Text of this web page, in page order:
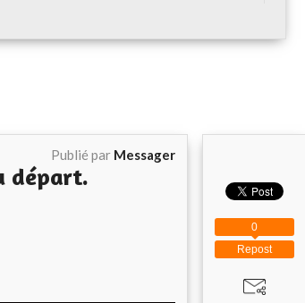
Publié par Messager
départ.
Repost
0